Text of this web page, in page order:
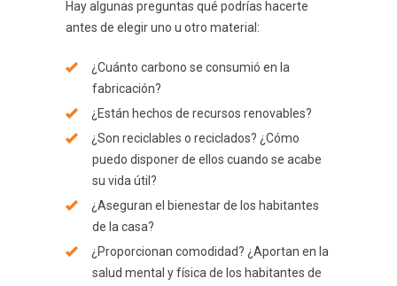
Hay algunas preguntas qué podrías hacerte
antes de elegir uno u otro material:
¿Cuánto carbono se consumió en la
fabricación?
¿Están hechos de recursos renovables?
¿Son reciclables o reciclados? ¿Cómo
puedo disponer de ellos cuando se acabe
su vida útil?
¿Aseguran el bienestar de los habitantes
de la casa?
¿Proporcionan comodidad? ¿Aportan en la
salud mental y física de los habitantes de